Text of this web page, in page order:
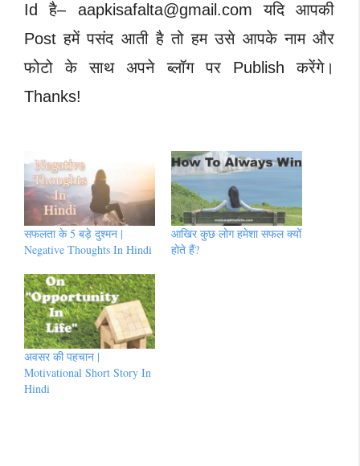
Id है– aapkisafalta@gmail.com यदि आपकी
Post हमें पसंद आती है तो हम उसे आपके नाम और
फोटो के साथ अपने ब्लॉग पर Publish करेंगे।
Thanks!
सफलता के 5 बड़े दुश्मन |
Negative Thoughts In Hindi
आखिर कुछ लोग हमेशा सफल क्यों
होते हैं?
अवसर की पहचान |
Motivational Short Story In
Hindi